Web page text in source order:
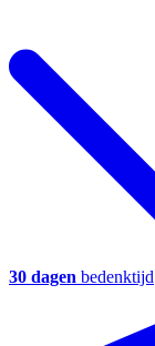
30 dagen bedenktijd